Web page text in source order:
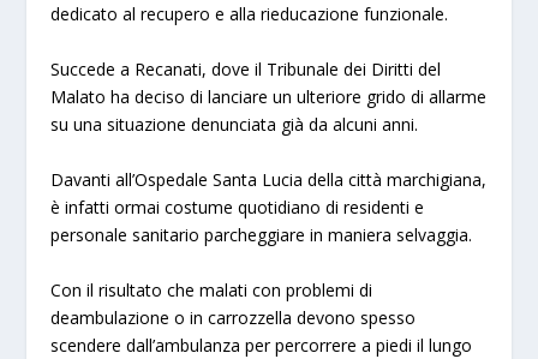
dedicato al recupero e alla rieducazione funzionale.
Succede a Recanati, dove il Tribunale dei Diritti del
Malato ha deciso di lanciare un ulteriore grido di allarme
su una situazione denunciata già da alcuni anni.
Davanti all’Ospedale Santa Lucia della città marchigiana,
è infatti ormai costume quotidiano di residenti e
personale sanitario parcheggiare in maniera selvaggia.
Con il risultato che malati con problemi di
deambulazione o in carrozzella devono spesso
scendere dall’ambulanza per percorrere a piedi il lungo